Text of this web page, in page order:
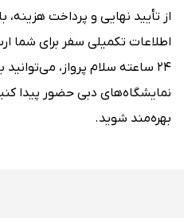
از تأیید نهایی و پرداخت هزینه،
اطلاعات تکمیلی سفر برای شما
۲۴ ساعته سلام پرواز، می‌توانید
نمایشگاه‌های دبی حضور پیدا
بهره‌مند شوید.